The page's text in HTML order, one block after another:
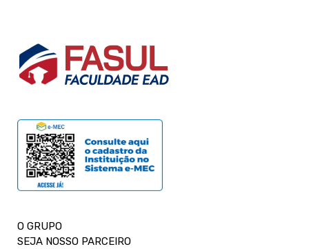
O GRUPO
SEJA NOSSO PARCEIRO